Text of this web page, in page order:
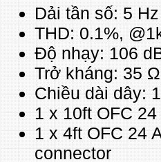
Dải tần số: 5
THD: 0.1%,
Độ nhạy: 106
Trở kháng: 35 Ω
Chiều dài dây:
1 x 10ft OFC
1 x 4ft OFC 24
connector